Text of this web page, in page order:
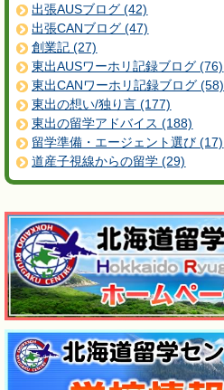
出張AUSブログ (42)
出張CANブログ (47)
創業記 (27)
東出AUSワーホリ記録ブログ (76)
東出CANワーホリ記録ブログ (58)
東出の想い/独り言 (177)
東出の留学アドバイス (188)
留学準備・エージェント選び (17)
道産子視線からの留学 (29)